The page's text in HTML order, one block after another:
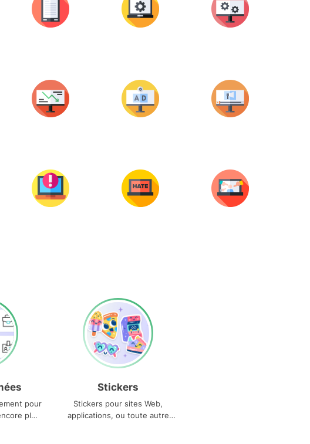
pour
plus
Stickers
Stickers pour sites Web,
applications, ou toute autre